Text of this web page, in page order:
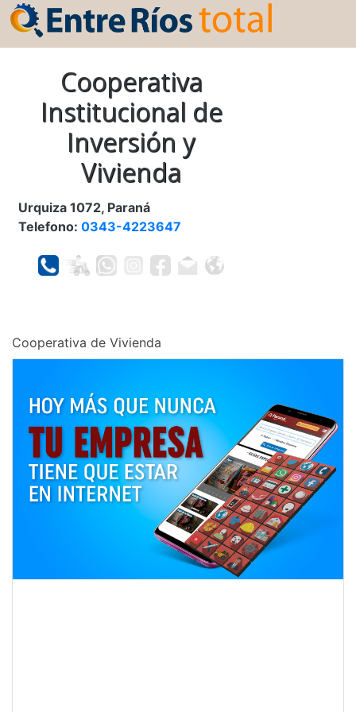
Cooperativa
Institucional de
Inversión y
Vivienda
Urquiza 1072, Paraná
Telefono: 0343-4223647
Cooperativa de Vivienda